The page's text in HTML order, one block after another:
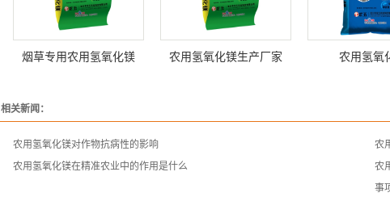
烟草专用农用氢氧化镁 农用氢氧化镁生产厂家 农用氢氧
相关新闻：
农用氢氧化镁对作物抗病性的影响
农
农用氢氧化镁在精准农业中的作用是什么
农
事